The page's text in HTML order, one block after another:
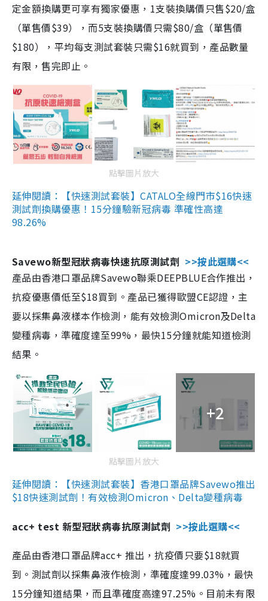
定金額換購更可享有獨家優惠，1支裝換購價只售$20/盒
（單售價$39），而5支裝換購價只需$80/盒（單售價
$180），平均每支測試套裝只需$16就買到，產品數量
有限，售完即止。
點擊圖片放大
延伸閱讀：【快速測試套裝】CATALO全線門市$16快速
測試劑換購優惠！15分鐘驗新冠病毒 準確性高達
98.26%
Savewo新型冠狀病毒快速抗原測試劑 >>按此選購<<
產品由香港口罩品牌Savewo聯乘DEEPBLUE合作推出，
抗疫優惠價低至$18買到。產品已獲得歐盟CE認證，主
要以採集鼻液樣本作檢測，能有效檢測Omicron及Delta
變種病毒，準確度達至99%，最快15分鐘就能知道檢測
結果。
+2
點擊圖片放大
延伸閱讀：【快速測試套裝】香港口罩品牌Savewo推出
$18快速測試劑！有效檢測Omicron、Delta變種病毒
acc+ test 新型冠狀病毒抗原測試劑 >>按此選購<<
產品由香港口罩品牌acc+ 推出，抗疫價只要$18就買
到。測試劑以採集鼻液作檢測，準確度達99.03%，最快
15分鐘知道結果，而且準確度高達97.25%。目前未有限